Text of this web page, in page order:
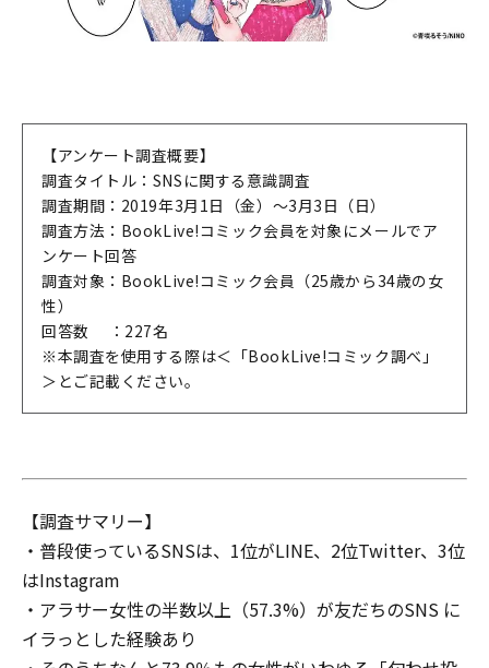
【アンケート調査概要】
調査タイトル：SNSに関する意識調査
調査期間：2019年3月1日（金）〜3月3日（日）
調査方法：BookLive!コミック会員を対象にメールでア
ンケート回答
調査対象：BookLive!コミック会員（25歳から34歳の女
性）
回答数 ：227名
※本調査を使用する際は＜「BookLive!コミック調べ」
＞とご記載ください。
【調査サマリー】
・普段使っているSNSは、1位がLINE、2位Twitter、3位
はInstagram
・アラサー女性の半数以上（57.3%）が友だちのSNS に
イラっとした経験あり